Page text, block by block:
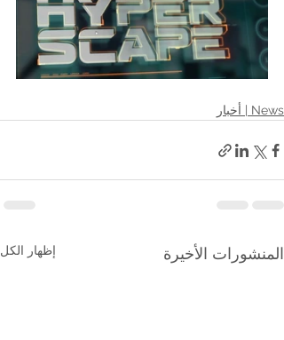
News | أخبار
المنشورات الأخيرة إظهار الكل